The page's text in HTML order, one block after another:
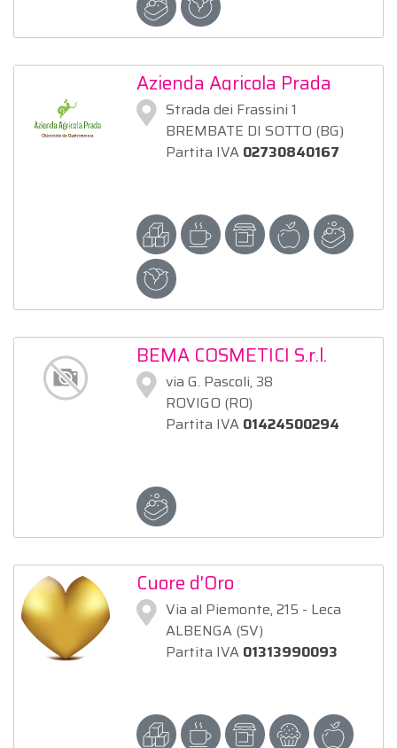
Azienda Agricola Prada
Strada dei Frassini 1
BREMBATE DI SOTTO (BG)
Partita IVA 02730840167
BEMA COSMETICI S.r.l.
via G. Pascoli, 38
ROVIGO (RO)
Partita IVA 01424500294
Cuore d'Oro
Via al Piemonte, 215 - Leca
ALBENGA (SV)
Partita IVA 01313990093